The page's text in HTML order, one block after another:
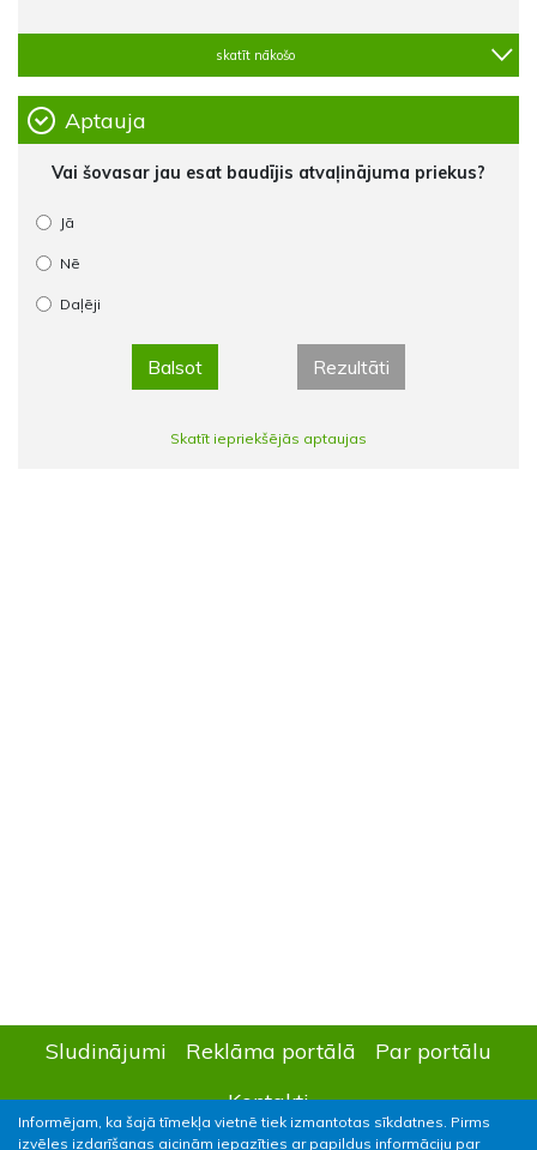
Informējam, ka šajā tīmekļa vietnē tiek izmantotas sīkdatnes. Pirms
izvēles izdarīšanas aicinām iepazīties ar papildus informāciju par
skatīt nākošo
Aptauja
Vai šovasar jau esat baudījis atvaļinājuma priekus?
Jā
Nē
Daļēji
Balsot Rezultāti
Skatīt iepriekšējās aptaujas
Sludinājumi Reklāma portālā
Par portālu
Kontakti